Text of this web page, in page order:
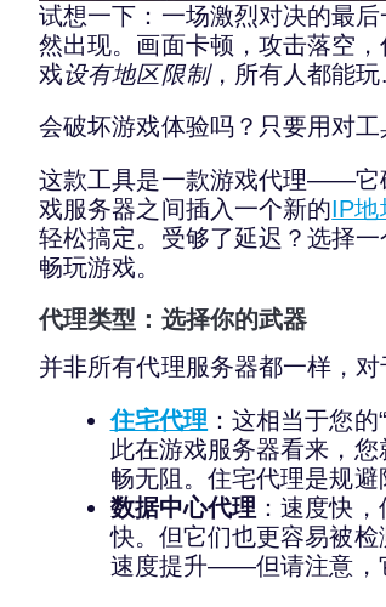
试想一下：一场激烈对决的最
然出现。画面卡顿，攻击落空
戏设有地区限制，所有人都能
会破坏游戏体验吗？只要用对工
这款工具是一款游戏代理——它
戏服务器之间插入一个新的IP地
轻松搞定。受够了延迟？选择
畅玩游戏。
代理类型：选择你的武器
并非所有代理服务器都一样，
住宅代理 ：这相当于您
此在游戏服务器看来，
畅无阻。住宅代理是规避
数据中心代理 ：速度快
快。但它们也更容易被
速度提升——但请注意，